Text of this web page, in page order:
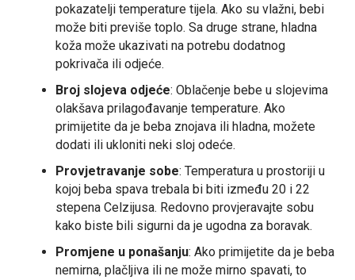
pokazatelji temperature tijela. Ako su vlažni, bebi
može biti previše toplo. Sa druge strane, hladna
koža može ukazivati na potrebu dodatnog
pokrivača ili odjeće.
Broj slojeva odjeće: Oblačenje bebe u slojevima
olakšava prilagođavanje temperature. Ako
primijetite da je beba znojava ili hladna, možete
dodati ili ukloniti neki sloj odeće.
Provjetravanje sobe: Temperatura u prostoriji u
kojoj beba spava trebala bi biti između 20 i 22
stepena Celzijusa. Redovno provjeravajte sobu
kako biste bili sigurni da je ugodna za boravak.
Promjene u ponašanju: Ako primijetite da je beba
nemirna, plačljiva ili ne može mirno spavati, to